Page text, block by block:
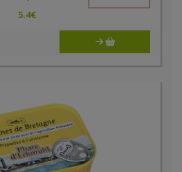
5.4€